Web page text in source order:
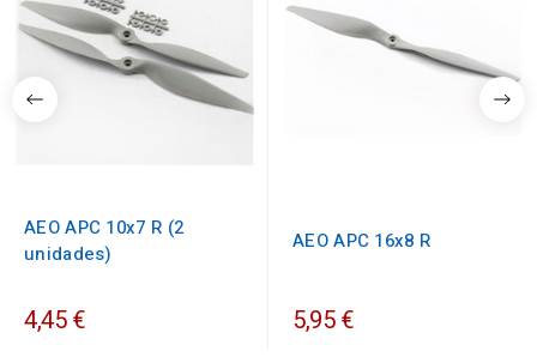
AEO APC 10x7 R (2
unidades)
4,45 €
AEO APC 16x8 R
5,95 €